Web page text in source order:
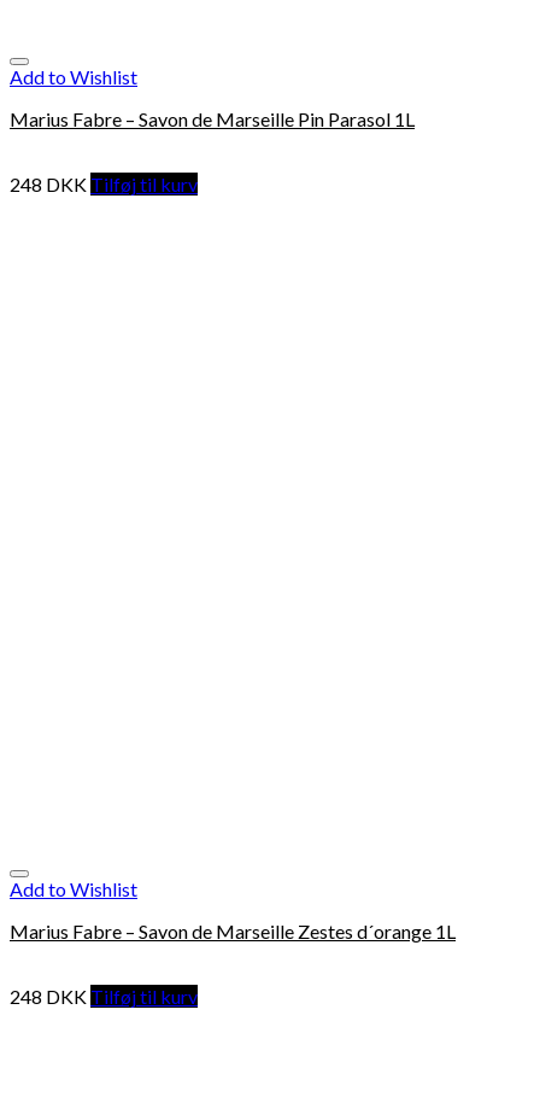
Add to Wishlist
Marius Fabre – Savon de Marseille Pin Parasol 1L
248 DKK Tilføj til kurv
Add to Wishlist
Marius Fabre – Savon de Marseille Zestes d´orange 1L
248 DKK Tilføj til kurv